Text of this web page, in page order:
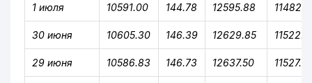
1 июля 10591.00 144.78 12595.88
30 июня 10605.30 146.39 12629.85
29 июня 10586.83 146.73 12637.50